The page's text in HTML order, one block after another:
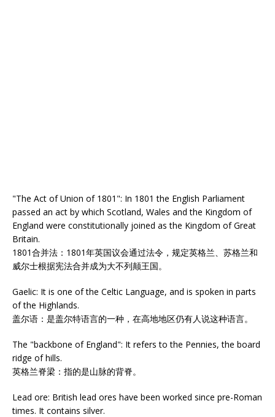
"The Act of Union of 1801": In 1801 the English Parliament
passed an act by which Scotland, Wales and the Kingdom of
England were constitutionally joined as the Kingdom of Great
Britain.
1801合并法：1801年英国议会通过法令，规定英格兰、苏格兰和
威尔士根据宪法合并成为大不列颠王国。
Gaelic: It is one of the Celtic Language, and is spoken in parts
of the Highlands.
盖尔语：是盖尔特语言的一种，在高地地区仍有人说这种语言。
The "backbone of England": It refers to the Pennies, the board
ridge of hills.
英格兰脊梁：指的是山脉的背脊。
Lead ore: British lead ores have been worked since pre-Roman
times. It contains silver.